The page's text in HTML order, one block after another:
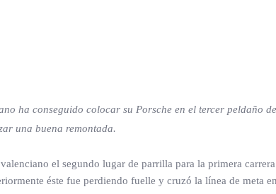
ha conseguido colocar su Porsche en el tercer peldaño
una buena remontada.
el segundo lugar de parrilla para la primera
éste fue perdiendo fuelle y cruzó la línea de meta